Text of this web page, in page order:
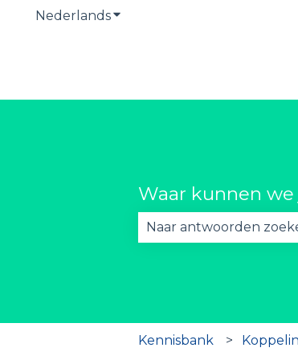
NederlandsSubmenu tonen voor
Waar kunnen
Kennisbank